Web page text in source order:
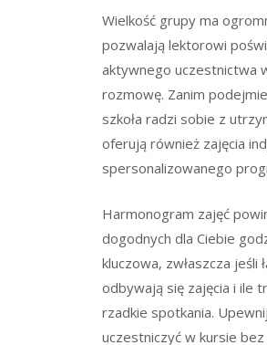
Wielkość grupy ma
pozwalają lektorowi
aktywnego uczestnictwa
rozmowę. Zanim
szkoła radzi sobie z
oferują również zajęcia
spersonalizowanego
Harmonogram zajęć
dogodnych dla Ciebie
kluczowa, zwłaszcza jeśli
odbywają się zajęcia i ile
rzadkie spotkania.
uczestniczyć w kursie